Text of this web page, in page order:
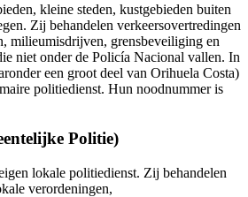
kleine steden, kustgebieden buiten
Zij behandelen verkeersovertredingen
milieumisdrijven, grensbeveiliging en
niet onder de Policía Nacional vallen. In
een groot deel van Orihuela Costa)
politiedienst. Hun noodnummer is
Politie)
lokale politiedienst. Zij behandelen
verordeningen,